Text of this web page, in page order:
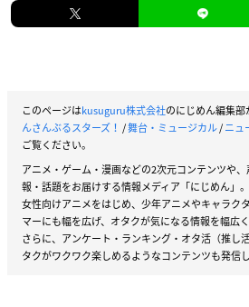
このページはkusuguru株式会社のにじめん編集部
んさんぶるスターズ！ /舞台・ミュージカル/ニュ
ご覧ください。
アニメ・ゲーム・漫画などの2次元コンテンツや
報・話題をお届けする情報メディア「にじめん」。
女性向けアニメをはじめ、少年アニメやキャラク
マーにも幅を広げ、オタクが気になる情報を幅広
さらに、アンケート・ランキング・オタ活（推し
タクがワクワク楽しめるようなコンテンツも発信し